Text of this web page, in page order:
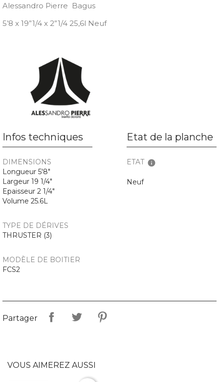
Alessandro Pierre Bagus
5’8 x 19”1/4 x 2”1/4 25,6l Neuf
Infos techniques
DIMENSIONS
Longueur 5'8"
Largeur 19 1/4"
Epaisseur 2 1/4"
Volume 25.6L
TYPE DE DÉRIVES
THRUSTER (3)
MODÈLE DE BOITIER
FCS2
Etat de la planche
ETAT info
Neuf
Partager
VOUS AIMEREZ AUSSI